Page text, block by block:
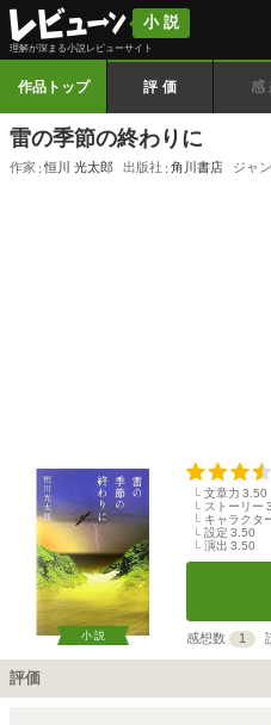
小説
理解が深まる小説レビューサイト
作品トップ 評価 感
雷の季節の終わりに
作家 恒川 光太郎 出版社 角川書店 ジャ
小説
文章力 3.50
ストーリー
キャラクタ
設定 3.50
演出 3.50
感想数 1
評価